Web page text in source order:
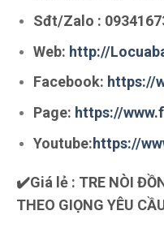
Sđt/Zalo :
Web: http://
Facebook: https://
Page: https://
Youtube:https://
✔️Giá lẻ : TRE NÒI
THEO GIỌNG YÊU